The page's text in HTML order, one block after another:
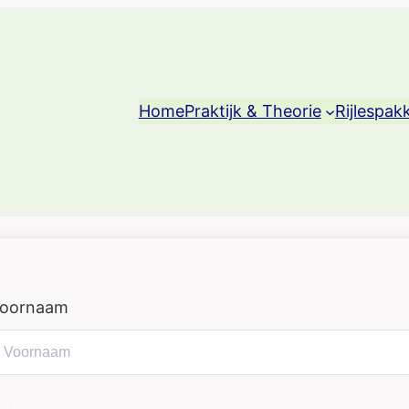
HomePraktijk & Theorie